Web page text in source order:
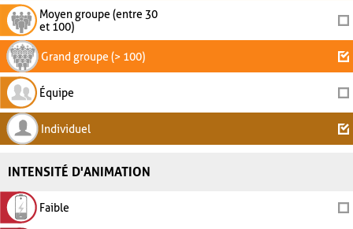
Moyen groupe (entre 30
et 100)
Grand groupe (> 100)
Équipe
Individuel
INTENSITÉ D'ANIMATION
Faible